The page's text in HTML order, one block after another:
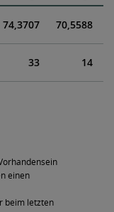
74,3707 70,5588
33 14
einen
beim letzten